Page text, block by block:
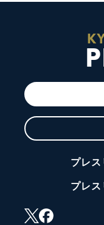
プレス
プレス